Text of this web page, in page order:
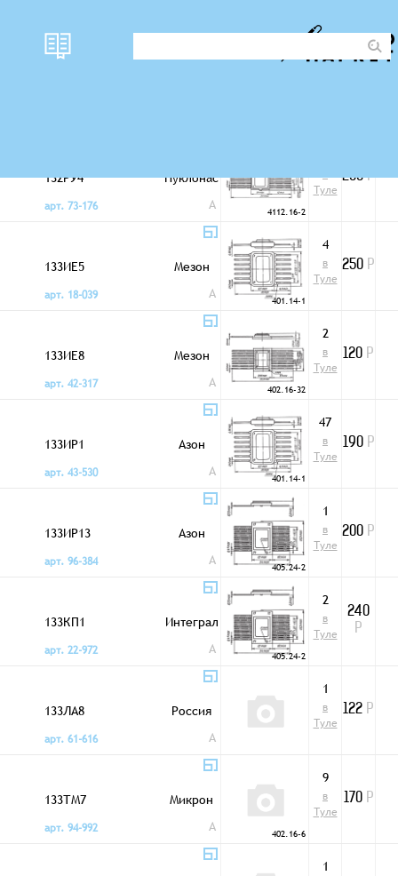
132РУ4
Нуклонac
арт. 73-176
A 4112.16-2
в
Туле
200Р
133ИЕ5
Мезон
арт. 18-039
A 401.14-1
4
в
Туле
250 Р
133ИЕ8
Мезон
арт. 42-317
A 402.16-32
2
в
Туле
120 Р
133ИР1
Азон
арт. 43-530
A 401.14-1
47
в
Туле
190 Р
133ИР13
Азон
арт. 96-384
A 405.24-2
1
в
Туле
200 Р
133КП1
Интеграл
арт. 22-972
A 405.24-2
2
в
Туле
240
Р
133ЛА8
Россия
арт. 61-616
A
1
в
Туле
122 Р
133ТМ7
Микрон
арт. 94-992
A 402.16-6
9
в
Туле
170 Р
1